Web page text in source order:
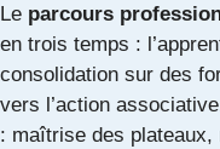
Le parcours
en trois temps :
consolidation sur des
vers l’action
: maîtrise des